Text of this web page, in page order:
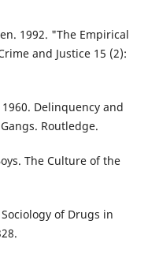
1992. "The Empirical
and Justice 15 (2):
Delinquency and
Routledge.
The Culture of the
of Drugs in